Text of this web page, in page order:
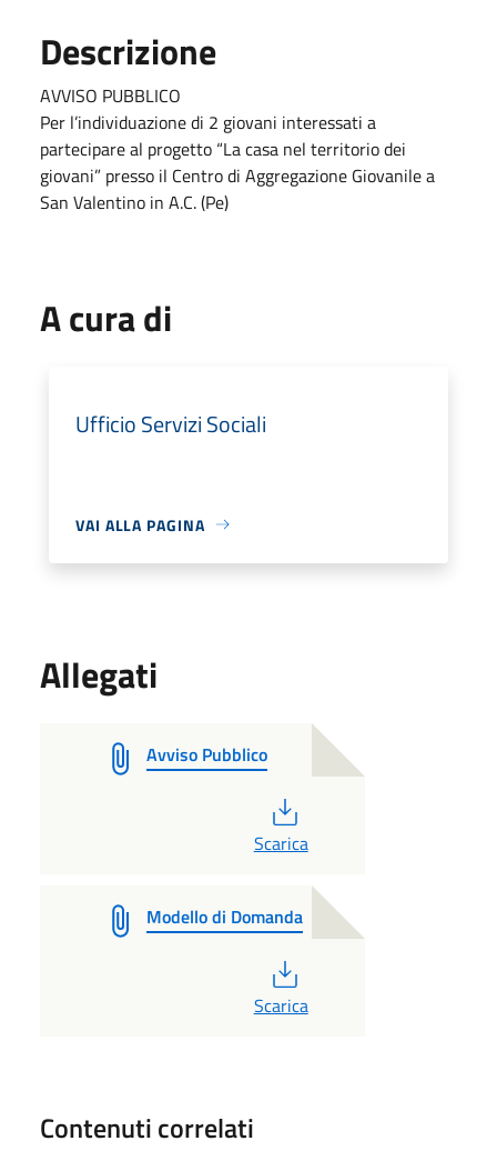
Descrizione
AVVISO PUBBLICO
Per l’individuazione di 2 giovani interessati a
partecipare al progetto “La casa nel territorio dei
giovani” presso il Centro di Aggregazione Giovanile a
San Valentino in A.C. (Pe)
A cura di
Ufficio Servizi Sociali
VAI ALLA PAGINA
Allegati
Avviso Pubblico
Scarica
Modello di Domanda
Scarica
Contenuti correlati